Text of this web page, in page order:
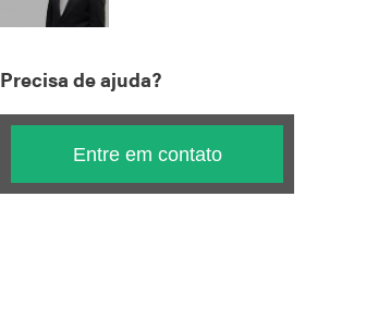
Precisa de ajuda?
Entre em contato